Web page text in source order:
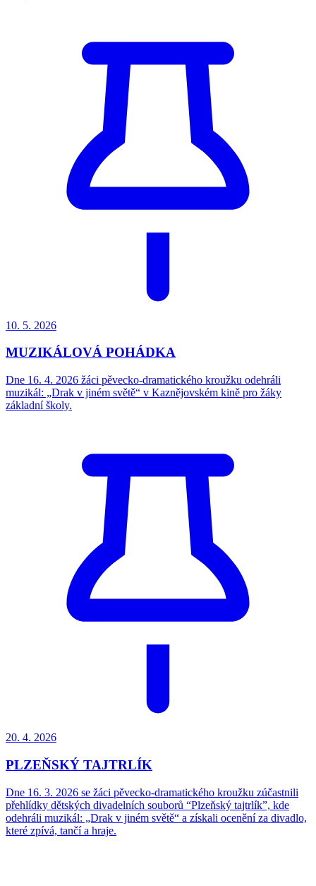
10. 5. 2026
MUZIKÁLOVÁ POHÁDKA
Dne 16. 4. 2026 žáci pěvecko-dramatického kroužku odehráli
muzikál: „Drak v jiném světě“ v Kaznějovském kině pro žáky
základní školy.
20. 4. 2026
PLZEŇSKÝ TAJTRLÍK
Dne 16. 3. 2026 se žáci pěvecko-dramatického kroužku zúčastnili
přehlídky dětských divadelních souborů “Plzeňský tajtrlík”, kde
odehráli muzikál: „Drak v jiném světě“ a získali ocenění za divadlo,
které zpívá, tančí a hraje.